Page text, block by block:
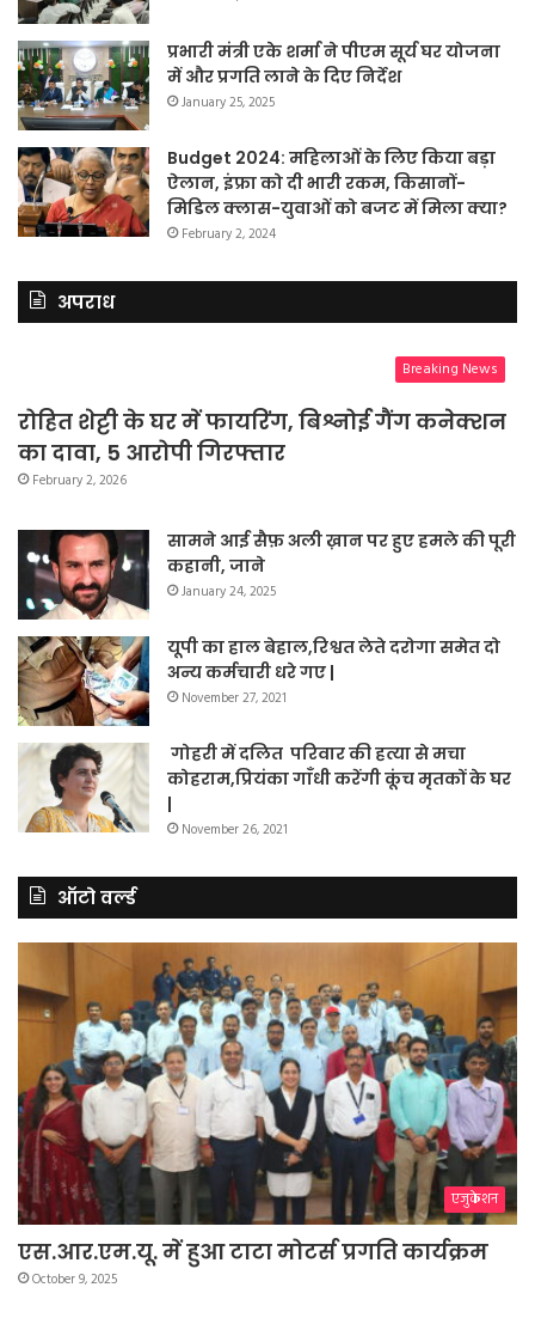
प्रभारी मंत्री एके शर्मा ने पीएम सूर्य घर योजना
में और प्रगति लाने के दिए निर्देश
January 25, 2025
Budget 2024: महिलाओं के लिए किया बड़ा
ऐलान, इंफ्रा को दी भारी रकम, किसानों-
मिडिल क्लास-युवाओं को बजट में मिला क्या?
February 2, 2024
अपराध
Breaking News
रोहित शेट्टी के घर में फायरिंग, बिश्नोई गैंग कनेक्शन
का दावा, 5 आरोपी गिरफ्तार
February 2, 2026
सामने आई सैफ़ अली ख़ान पर हुए हमले की पूरी
कहानी, जाने
January 24, 2025
यूपी का हाल बेहाल,रिश्वत लेते दरोगा समेत दो
अन्य कर्मचारी धरे गए |
November 27, 2021
गोहरी में दलित परिवार की हत्या से मचा
कोहराम,प्रियंका गाँधी करेंगी कूंच मृतकों के घर
|
November 26, 2021
ऑटो वर्ल्ड
एजुकेशन
एस.आर.एम.यू. में हुआ टाटा मोटर्स प्रगति कार्यक्रम
October 9, 2025